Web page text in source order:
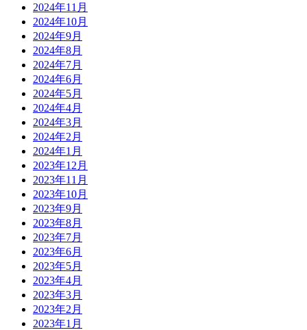
2024年11月
2024年10月
2024年9月
2024年8月
2024年7月
2024年6月
2024年5月
2024年4月
2024年3月
2024年2月
2024年1月
2023年12月
2023年11月
2023年10月
2023年9月
2023年8月
2023年7月
2023年6月
2023年5月
2023年4月
2023年3月
2023年2月
2023年1月